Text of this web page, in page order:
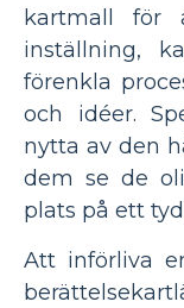
kartmall för
inställning,
förenkla
och idéer.
nytta av den
dem se de
plats på ett
Att införliva